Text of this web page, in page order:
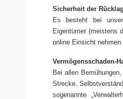
Sicherheit der
Es besteht bei
Eigentümer (meistens
online Einsicht nehmen
Vermögensschaden-
Bei allen
Strecke.
sogenannte